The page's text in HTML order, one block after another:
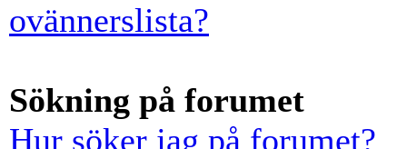
ovännerslista?
Sökning på forumet
Hur söker jag på forumet?